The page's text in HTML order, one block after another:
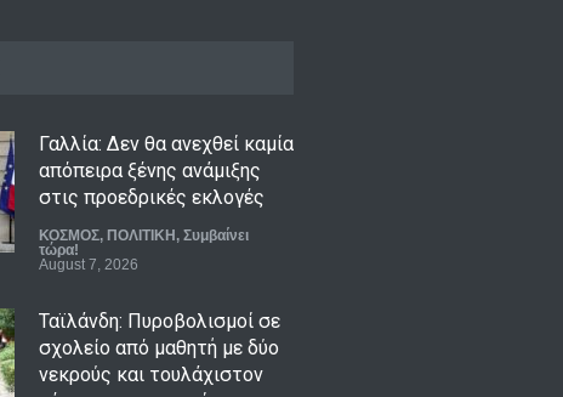
Γαλλία: Δεν θα ανεχθεί καμία
απόπειρα ξένης ανάμιξης
στις προεδρικές εκλογές
ΚΟΣΜΟΣ, ΠΟΛΙΤΙΚΗ , Συμβαίνει
τώρα!
August 7, 2026
Ταϊλάνδη: Πυροβολισμοί σε
σχολείο από μαθητή με δύο
νεκρούς και τουλάχιστον